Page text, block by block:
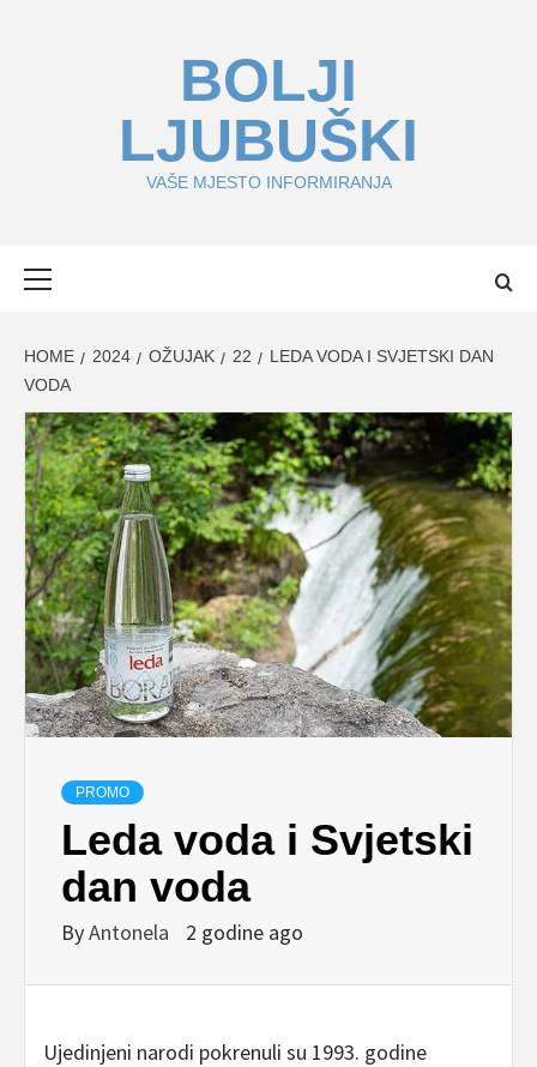
BOLJI
LJUBUŠKI
VAŠE MJESTO INFORMIRANJA
HOME 2024 OŽUJAK 22
LEDA VODA I SVJETSKI DAN
VODA
PROMO
Leda voda i Svjetski
dan voda
ByAntonela 2 godine ago
Ujedinjeni narodi pokrenuli su 1993. godine